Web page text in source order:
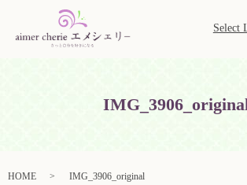
Select
HOME IMG_3906_original